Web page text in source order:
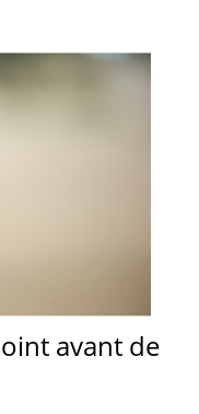
avant de